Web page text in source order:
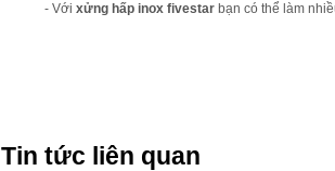
- Với xửng hấp inox fivestar bạn có thể làm
Tin tức liên quan